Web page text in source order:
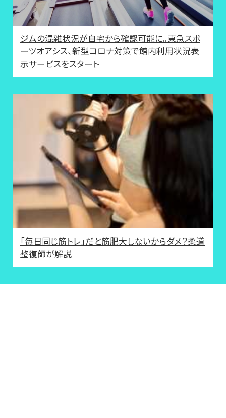
ジムの混雑状況が自宅から確認可能に。東急スポ
ーツオアシス、新型コロナ対策で館内利用状況表
示サービスをスタート
「毎日同じ筋トレ」だと筋肥大しないからダメ？柔道
整復師が解説